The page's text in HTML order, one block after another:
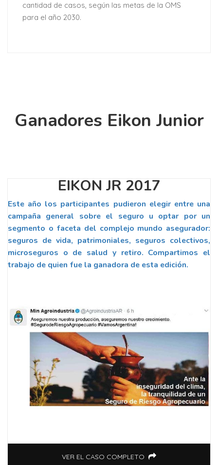
cantidad de casos, según las metas de la OMS
para el año 2030.
Ganadores Eikon Junior
EIKON JR 2017
Este año los participantes pudieron elegir entre una
campaña general sobre el seguro u optar por un
segmento o faceta del complejo mundo asegurador:
seguros de vida, patrimoniales, seguros colectivos,
microseguros o de salud y retiro. Compartimos el
trabajo de quien fue la ganadora de esta edición.
VER EL CASO COMPLETO